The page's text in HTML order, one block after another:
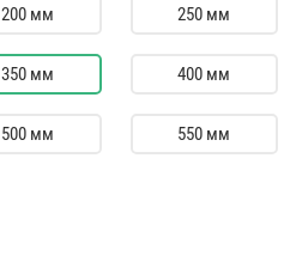
200 мм 250 мм
350 мм 400 мм
500 мм 550 мм